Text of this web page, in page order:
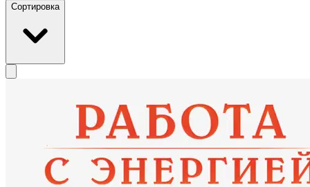
Сортировка